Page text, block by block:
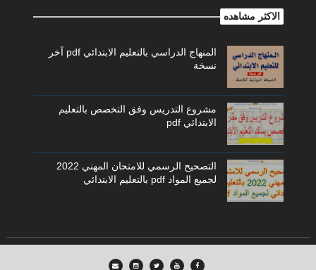
الاكثر مشاهده
المنهاج الدراسي بالتعليم الابتدائي pdf آخر
نسخة
مشروع التدريس وفق التخصص بالتعليم
الابتدائي pdf
التصحيح الرسمي للامتحان المهني 2022
لجميع المواد pdf بالتعليم الابتدائي